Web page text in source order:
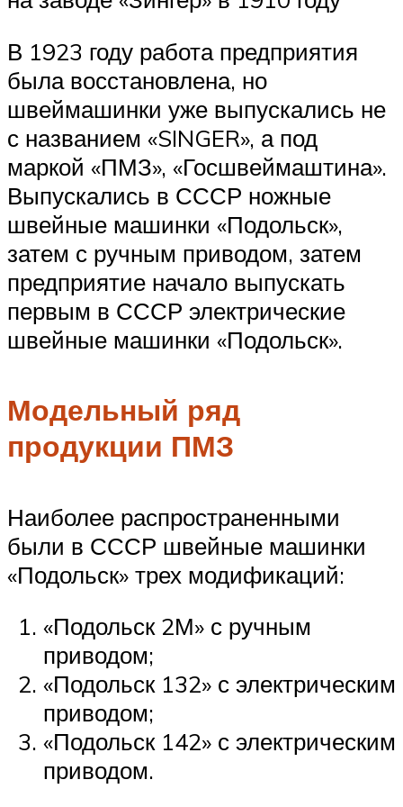
В 1923 году работа предприятия
была восстановлена, но
швеймашинки уже выпускались не
с названием «SINGER», а под
маркой «ПМЗ», «Госшвеймаштина».
Выпускались в СССР ножные
швейные машинки «Подольск»,
затем с ручным приводом, затем
предприятие начало выпускать
первым в СССР электрические
швейные машинки «Подольск».
Модельный ряд
продукции ПМЗ
Наиболее распространенными
были в СССР швейные машинки
«Подольск» трех модификаций:
«Подольск 2М» с ручным
приводом;
«Подольск 132» с электрическим
приводом;
«Подольск 142» с электрическим
приводом.